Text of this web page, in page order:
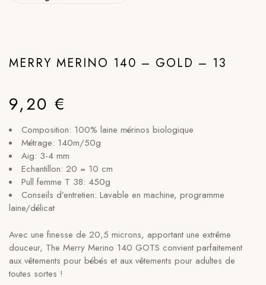
MERRY MERINO 140 – GOLD – 13
9,20 €
Composition: 100% laine mérinos biologique
Métrage: 140m/50g
Aig: 3-4 mm
Echantillon: 20 = 10 cm
Pull femme T 38: 450g
Conseils d’entretien: Lavable en machine, programme
laine/délicat
Avec une finesse de 20,5 microns, apportant une extrême
douceur, The Merry Merino 140 GOTS convient parfaitement
aux vêtements pour bébés et aux vêtements pour adultes de
toutes sortes !